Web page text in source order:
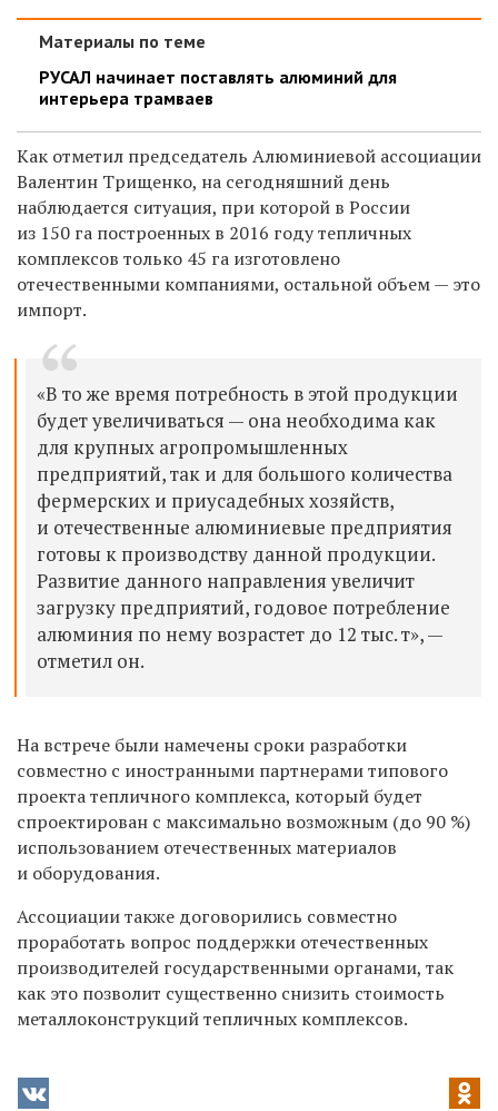
Материалы по теме
РУСАЛ начинает поставлять алюминий для
интерьера трамваев
Как отметил председатель Алюминиевой ассоциации
Валентин Трищенко, на сегодняшний день
наблюдается ситуация, при которой в России
из 150 га построенных в 2016 году тепличных
комплексов только 45 га изготовлено
отечественными компаниями, остальной объем — это
импорт.
«В то же время потребность в этой продукции
будет увеличиваться — она необходима как
для крупных агропромышленных
предприятий, так и для большого количества
фермерских и приусадебных хозяйств,
и отечественные алюминиевые предприятия
готовы к производству данной продукции.
Развитие данного направления увеличит
загрузку предприятий, годовое потребление
алюминия по нему возрастет до 12 тыс. т», —
отметил он.
На встрече были намечены сроки разработки
совместно с иностранными партнерами типового
проекта тепличного комплекса, который будет
спроектирован с максимально возможным (до 90 %)
использованием отечественных материалов
и оборудования.
Ассоциации также договорились совместно
проработать вопрос поддержки отечественных
производителей государственными органами, так
как это позволит существенно снизить стоимость
металлоконструкций тепличных комплексов.